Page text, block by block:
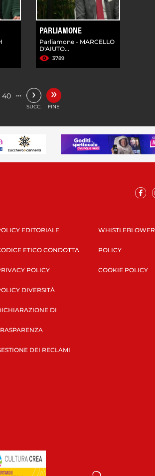
PARLIAMONE
Parliamone - MARCELLO
D'AIUTO...
3789
40 … ›
SUCC.
»
FINE
EDITORIALE
ETICO CONDOTTA
POLICY
DIVERSITÀ
DI
DEI RECLAMI
WHISTLEBLOWER
POLICY
COOKIE POLICY